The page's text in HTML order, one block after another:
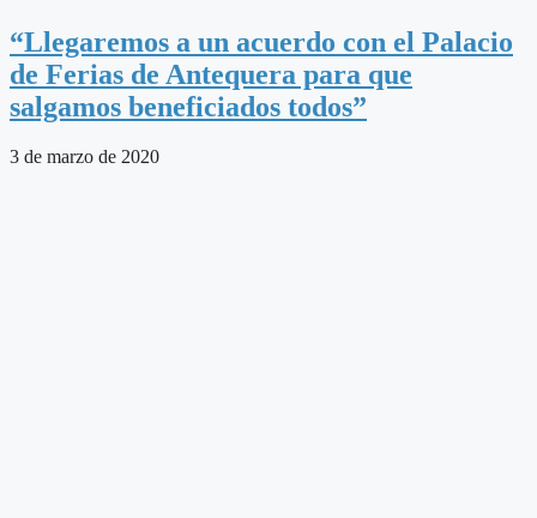
“Llegaremos a un acuerdo con el Palacio
de Ferias de Antequera para que
salgamos beneficiados todos”
3 de marzo de 2020